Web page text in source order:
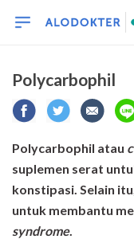
Polycarbophil
Polycarbophil atau
suplemen serat
konstipasi. Selain
untuk membantu
syndrome.